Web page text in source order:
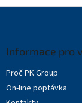
Informace pro
Proč PK Group
On-line poptávka